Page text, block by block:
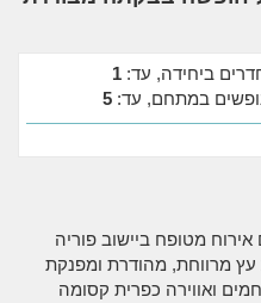
ביחידה, עד: 1
במתחם, עד: 5
מטופח ביישוב פוריה
מרווחת, מהודרת ומפנקת
ואווירה כפרית קסומה